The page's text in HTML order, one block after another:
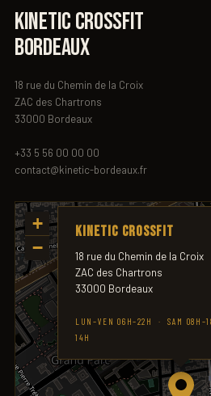
KINETIC CROSSFIT
BORDEAUX
18 rue du Chemin de la Croix
ZAC des Chartrons
33000 Bordeaux
+33 5 56 00 00 00
contact@kinetic-bordeaux.fr
KINETIC CROSSFIT
18 rue du Chemin de la Croix
ZAC des Chartrons
33000 Bordeaux
LUN–VEN 06H–22H · SAM
14H
+
−